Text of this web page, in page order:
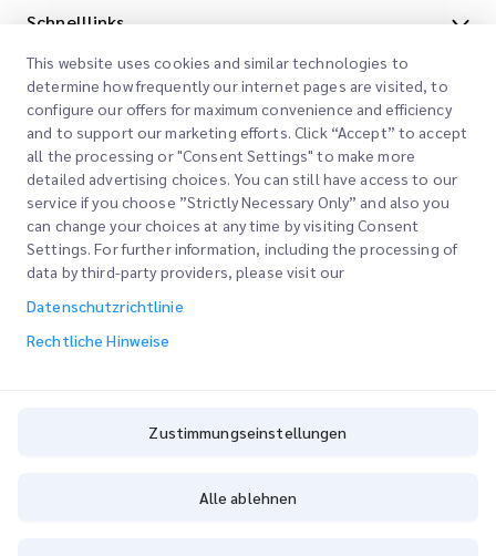
Schnelllinks
Bürostandorte
Angebot anfordern
Kundenlogin
Registrieren
Bestellung verfolgen
Unternehmen
Über uns
Karriere
Blog
ESG
CSP
Unsere Dienstleistungen
Schnellzollabfertigung
Rechtliche Hinweise
Allgemeine Geschäftsbedingungen
This website uses cookies and similar technologies to
determine how frequently our internet pages are visited, to
configure our offers for maximum convenience and efficiency
and to support our marketing efforts. Click “Accept” to accept
all the processing or "Consent Settings" to make more
detailed advertising choices. You can still have access to our
service if you choose ”Strictly Necessary Only” and also you
can change your choices at any time by visiting Consent
Settings. For further information, including the processing of
data by third-party providers, please visit our
Datenschutzrichtlinie
Rechtliche Hinweise
Zustimmungseinstellungen
Alle ablehnen